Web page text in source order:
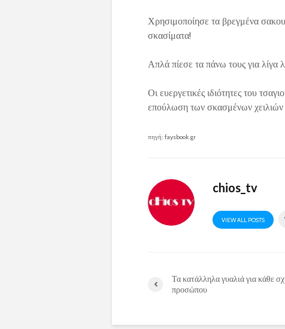
Χρησιμοποίησε τα βρεγμένα
σκασίματα!
Απλά πίεσε τα πάνω τους για λίγα
Οι ευεργετικές ιδιότητες του
επούλωση των σκασμένων χειλιών
πηγή: faysbook.gr
chios_tv
VIEW ALL POSTS
Τα κατάλληλα γυαλιά για κάθε
προσώπου